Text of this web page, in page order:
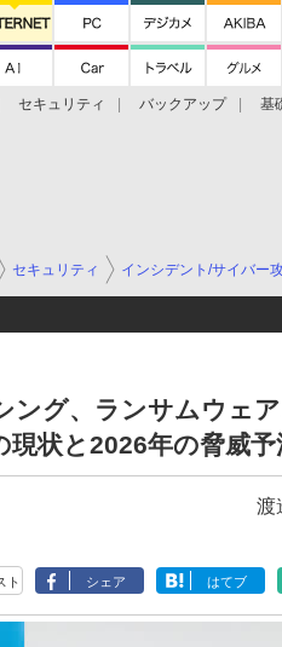
セキュリティ バックアップ 基
セキュリティ インシデント/サイバー
ング、ランサムウェ
現状と2026年の脅威
渡
ト シェア はてブ